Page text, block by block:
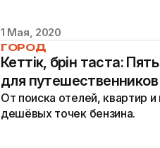
1 Мая, 2020
ГОРОД
Кеттiк, бәрiн таста:
для путешественников
От поиска отелей, квартир
дешёвых точек бензина.